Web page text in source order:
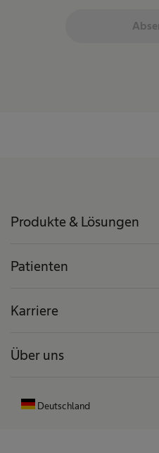
Produkte & Lösungen
Patienten
Karriere
Über uns
Deutschland